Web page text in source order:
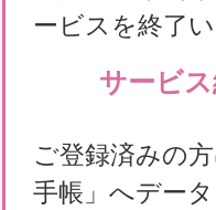
ービスを終了
サービ
ご登録済みの
手帳」へデー